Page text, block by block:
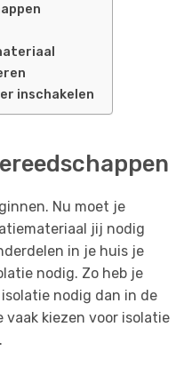
inschakelen
Nu moet je
jij nodig
in je huis je
nodig. Zo heb je
nodig dan in de
vaak kiezen voor isolatie